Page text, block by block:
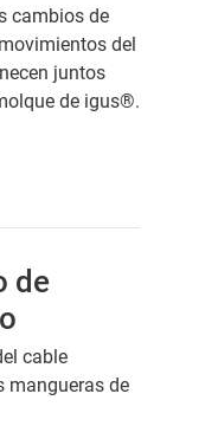
cambios de
del
juntos
de igus®.
de
cable
mangueras de